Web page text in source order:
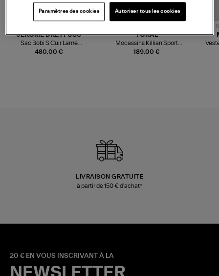
480,00 €
JEROME DREYFUSS
Sac Bobi S Cuir Lamé
Champagne
189,00 €
TORAL
Mocassins Killian Sport
Mousse
LIVRAISON GRATUITE
à partir de 150 € d'achat*
20 € EN VOUS INSCRIVANT À LA
Paramètres des cookies Autoriser tous les cookies